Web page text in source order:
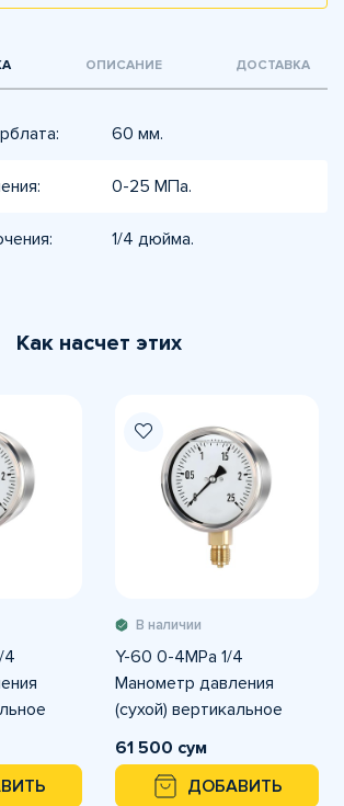
ОПИСАНИЕ ДОСТАВКА
60 мм.
0-25 МПа.
1/4 дюйма.
Как насчет этих
4
В наличии
Y-60 0-4MPа 1/4
Манометр давления
(сухой) вертикальное
подключение
61 500 сум
ДОБАВИТЬ